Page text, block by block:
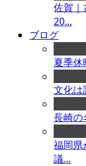
佐賀｜
20...
ブログ
夏季
文化は
長崎の
福岡県
議...